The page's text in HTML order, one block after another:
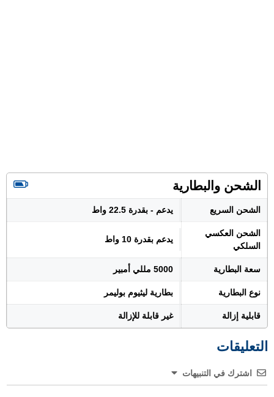
الشحن والبطارية
الشحن السريع يدعم - بقدرة 22.5 واط
الشحن العكسي
السلكي
يدعم بقدرة 10 واط
سعة البطارية 5000 مللي أمبير
نوع البطارية بطارية ليثيوم بوليمر
قابلية إزالة غير قابلة للإزالة
التعليقات
اشترك في التنبيهات